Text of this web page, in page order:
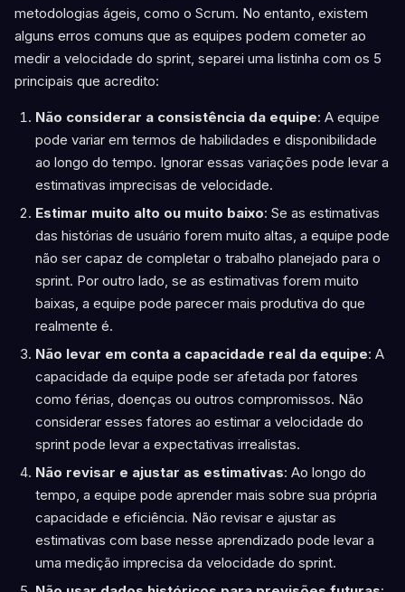
metodologias ágeis, como o Scrum. No entanto, existem
alguns erros comuns que as equipes podem cometer ao
medir a velocidade do sprint, separei uma listinha com os 5
principais que acredito:
Não considerar a consistência da equipe: A equipe
pode variar em termos de habilidades e disponibilidade
ao longo do tempo. Ignorar essas variações pode levar a
estimativas imprecisas de velocidade.
Estimar muito alto ou muito baixo: Se as estimativas
das histórias de usuário forem muito altas, a equipe pode
não ser capaz de completar o trabalho planejado para o
sprint. Por outro lado, se as estimativas forem muito
baixas, a equipe pode parecer mais produtiva do que
realmente é.
Não levar em conta a capacidade real da equipe: A
capacidade da equipe pode ser afetada por fatores
como férias, doenças ou outros compromissos. Não
considerar esses fatores ao estimar a velocidade do
sprint pode levar a expectativas irrealistas.
Não revisar e ajustar as estimativas: Ao longo do
tempo, a equipe pode aprender mais sobre sua própria
capacidade e eficiência. Não revisar e ajustar as
estimativas com base nesse aprendizado pode levar a
uma medição imprecisa da velocidade do sprint.